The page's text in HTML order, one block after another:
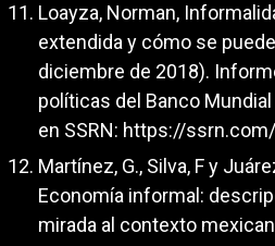
Loayza, Norman,
extendida y cómo se
diciembre de 2018).
políticas del Banco
en SSRN: https://
Martínez, G., Silva, F y
Economía informal:
mirada al contexto